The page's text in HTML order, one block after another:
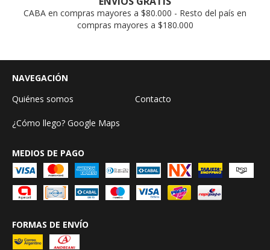
CABA en compras mayores a $80.000 - Resto del país en
compras mayores a $180.000
NAVEGACIÓN
Quiénes somos
Contacto
¿Cómo llego? Google Maps
MEDIOS DE PAGO
FORMAS DE ENVÍO